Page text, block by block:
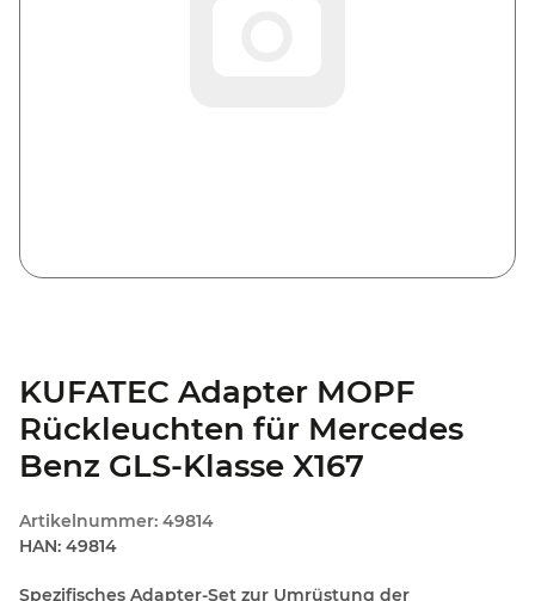
KUFATEC Adapter MOPF
Rückleuchten für Mercedes
Benz GLS-Klasse X167
Artikelnummer: 49814
HAN: 49814
Spezifisches Adapter-Set zur Umrüstung der